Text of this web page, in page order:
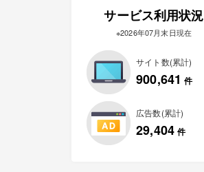
サービス利用状況
※2026年07月末日現在
サイト数(累計)
900,641 件
広告数(累計)
29,404 件